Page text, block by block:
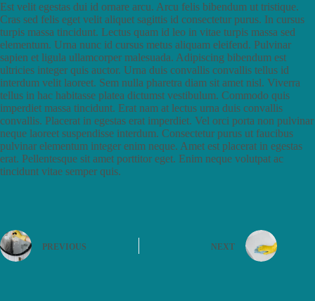
Est velit egestas dui id ornare arcu. Arcu felis bibendum ut tristique.
Cras sed felis eget velit aliquet sagittis id consectetur purus. In cursus
turpis massa tincidunt. Lectus quam id leo in vitae turpis massa sed
elementum. Urna nunc id cursus metus aliquam eleifend. Pulvinar
sapien et ligula ullamcorper malesuada. Adipiscing bibendum est
ultricies integer quis auctor. Urna duis convallis convallis tellus id
interdum velit laoreet. Sem nulla pharetra diam sit amet nisl. Viverra
tellus in hac habitasse platea dictumst vestibulum. Commodo quis
imperdiet massa tincidunt. Erat nam at lectus urna duis convallis
convallis. Placerat in egestas erat imperdiet. Vel orci porta non pulvinar
neque laoreet suspendisse interdum. Consectetur purus ut faucibus
pulvinar elementum integer enim neque. Amet est placerat in egestas
erat. Pellentesque sit amet porttitor eget. Enim neque volutpat ac
tincidunt vitae semper quis.
PREVIOUS NEXT